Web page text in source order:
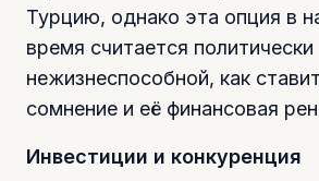
Турцию, однако эта опция в
время считается политически
нежизнеспособной, как
сомнение и её финансовая
Инвестиции и конкуренция